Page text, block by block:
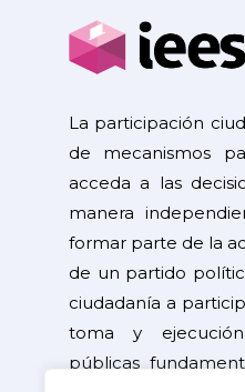
La participación
de mecanismos
acceda a las
manera
formar parte de la
de un partido
ciudadanía a
toma y
públicas